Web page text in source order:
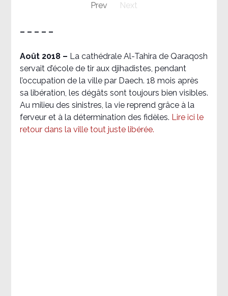
Prev Next
– – – – –
Août 2018 – La cathédrale Al-Tahira de Qaraqosh
servait d’école de tir aux djihadistes, pendant
l’occupation de la ville par Daech. 18 mois après
sa libération, les dégâts sont toujours bien visibles.
Au milieu des sinistres, la vie reprend grâce à la
ferveur et à la détermination des fidèles. Lire ici le
retour dans la ville tout juste libérée.